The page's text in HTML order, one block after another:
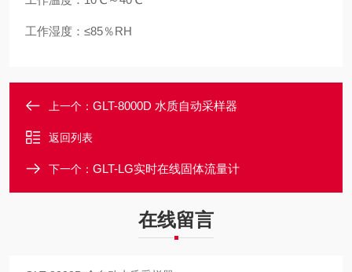
工作湿度：≤85％RH
上一个： GLT-8000D 水质自动采样器
返回列表
下一个： GLT-LG实时在线固体流量计
在线留言